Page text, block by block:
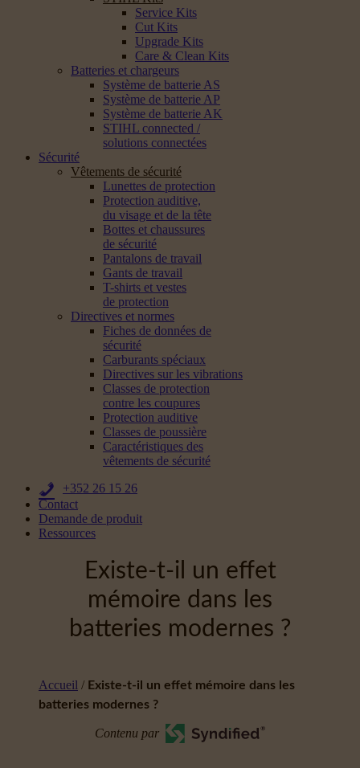
Service Kits
Cut Kits
Upgrade Kits
Care & Clean Kits
Batteries et chargeurs
Système de batterie AS
Système de batterie AP
Système de batterie AK
STIHL connected /
solutions connectées
Sécurité
Vêtements de sécurité
Lunettes de protection
Protection auditive,
du visage et de la tête
Bottes et chaussures
de sécurité
Pantalons de travail
Gants de travail
T-shirts et vestes
de protection
Directives et normes
Fiches de données de
sécurité
Carburants spéciaux
Directives sur les vibrations
Classes de protection
contre les coupures
Protection auditive
Classes de poussière
Caractéristiques des
vêtements de sécurité
+352 26 15 26
Contact
Demande de produit
Ressources
Existe-t-il un effet
mémoire dans les
batteries modernes ?
Accueil / Existe-t-il un effet mémoire dans les
batteries modernes ?
Contenu par